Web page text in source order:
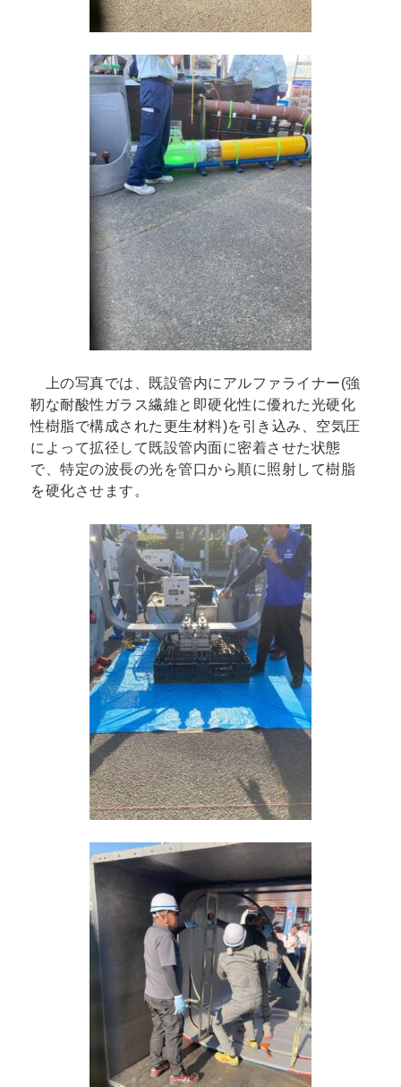
上の写真では、既設管内にアルファライナー(強
靭な耐酸性ガラス繊維と即硬化性に優れた光硬化
性樹脂で構成された更生材料)を引き込み、空気圧
によって拡径して既設管内面に密着させた状態
で、特定の波長の光を管口から順に照射して樹脂
を硬化させます。